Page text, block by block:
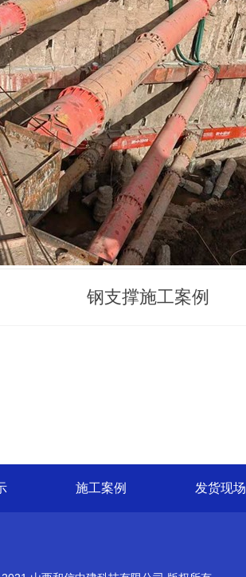
钢支撑施工案例
施工案例 发货现场